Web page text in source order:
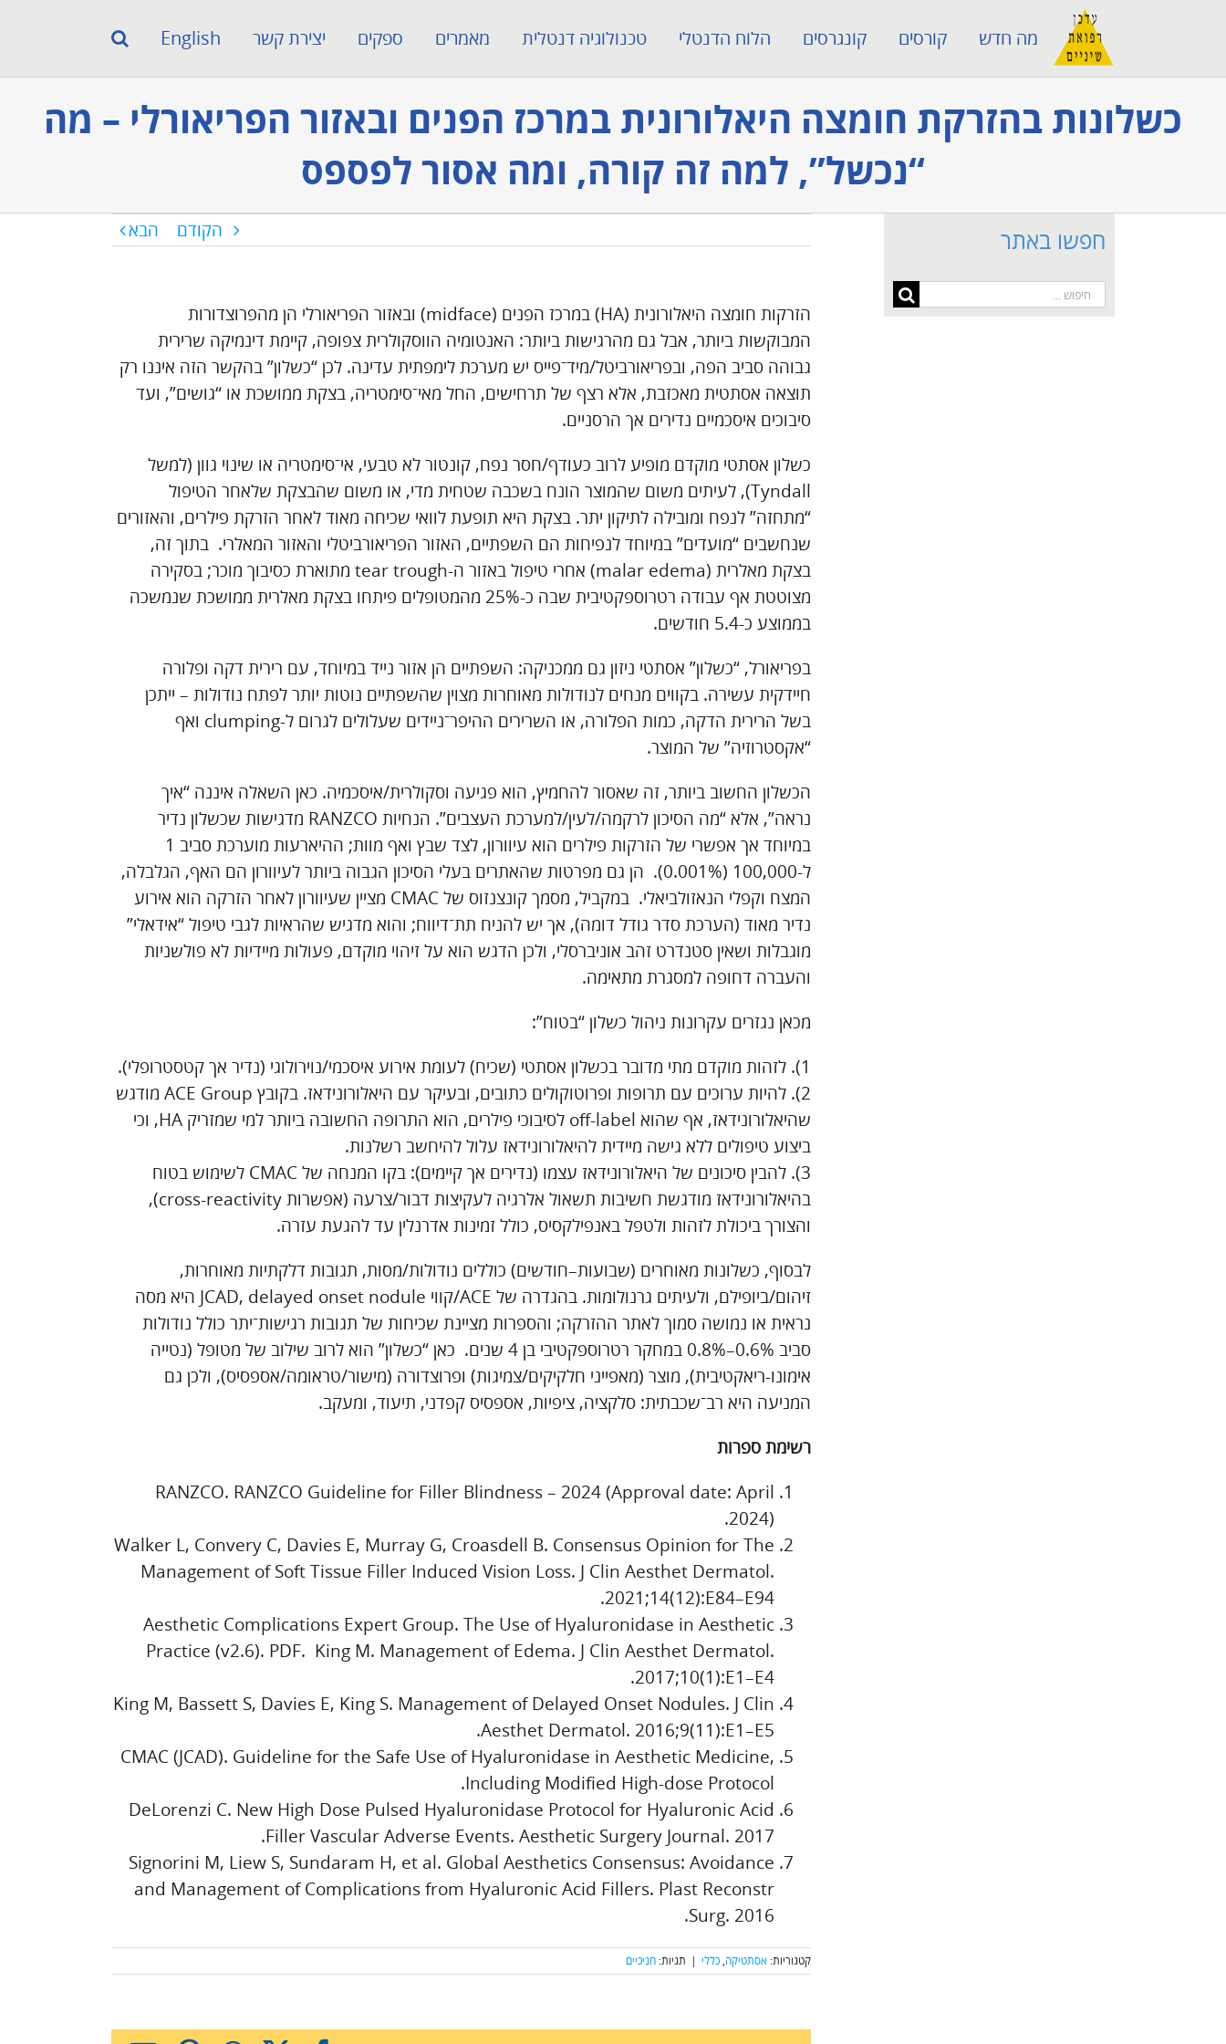
מה חדש קורסים קונגרסים הלוח הדנטלי טכנולוגיה דנטלית מאמרים ספקים יצירת קשר English
כשלונות בהזרקת חומצה היאלורונית במרכז הפנים ובאזור הפריאורלי – מה
“נכשל”, למה זה קורה, ומה אסור לפספס
הקודם הבא
הזרקות חומצה היאלורונית (HA) במרכז הפנים (midface) ובאזור הפריאורלי הן מהפרוצדורות
המבוקשות ביותר, אבל גם מהרגישות ביותר: האנטומיה הווסקולרית צפופה, קיימת דינמיקה שרירית
גבוהה סביב הפה, ובפריאורביטל/מיד־פייס יש מערכת לימפתית עדינה. לכן “כשלון” בהקשר הזה איננו רק
תוצאה אסתטית מאכזבת, אלא רצף של תרחישים, החל מאי־סימטריה, בצקת ממושכת או “גושים”, ועד
סיבוכים איסכמיים נדירים אך הרסניים.
כשלון אסתטי מוקדם מופיע לרוב כעודף/חסר נפח, קונטור לא טבעי, אי־סימטריה או שינוי גוון (למשל
Tyndall), לעיתים משום שהמוצר הונח בשכבה שטחית מדי, או משום שהבצקת שלאחר הטיפול
“מתחזה” לנפח ומובילה לתיקון יתר. בצקת היא תופעת לוואי שכיחה מאוד לאחר הזרקת פילרים, והאזורים
שנחשבים “מועדים” במיוחד לנפיחות הם השפתיים, האזור הפריאורביטלי והאזור המאלרי. בתוך זה,
בצקת מאלרית (malar edema) אחרי טיפול באזור ה-tear trough מתוארת כסיבוך מוכר; בסקירה
מצוטטת אף עבודה רטרוספקטיבית שבה כ-25% מהמטופלים פיתחו בצקת מאלרית ממושכת שנמשכה
בממוצע כ-5.4 חודשים.
בפריאורל, “כשלון” אסתטי ניזון גם ממכניקה: השפתיים הן אזור נייד במיוחד, עם רירית דקה ופלורה
חיידקית עשירה. בקווים מנחים לנודולות מאוחרות מצוין שהשפתיים נוטות יותר לפתח נודולות – ייתכן
בשל הרירית הדקה, כמות הפלורה, או השרירים ההיפר־ניידים שעלולים לגרום ל-clumping ואף
“אקסטרוזיה” של המוצר.
הכשלון החשוב ביותר, זה שאסור להחמיץ, הוא פגיעה וסקולרית/איסכמיה. כאן השאלה איננה “איך
נראה”, אלא “מה הסיכון לרקמה/לעין/למערכת העצבים”. הנחיות RANZCO מדגישות שכשלון נדיר
במיוחד אך אפשרי של הזרקות פילרים הוא עיוורון, לצד שבץ ואף מוות; ההיארעות מוערכת סביב 1
ל-100,000 (0.001%). הן גם מפרטות שהאתרים בעלי הסיכון הגבוה ביותר לעיוורון הם האף, הגלבלה,
המצח וקפלי הנאזולביאלי. במקביל, מסמך קונצנזוס של CMAC מציין שעיוורון לאחר הזרקה הוא אירוע
נדיר מאוד (הערכת סדר גודל דומה), אך יש להניח תת־דיווח; והוא מדגיש שהראיות לגבי טיפול “אידאלי”
מוגבלות ושאין סטנדרט זהב אוניברסלי, ולכן הדגש הוא על זיהוי מוקדם, פעולות מיידיות לא פולשניות
והעברה דחופה למסגרת מתאימה.
מכאן נגזרים עקרונות ניהול כשלון “בטוח”:
1). לזהות מוקדם מתי מדובר בכשלון אסתטי (שכיח) לעומת אירוע איסכמי/נוירולוגי (נדיר אך קטסטרופלי).
2). להיות ערוכים עם תרופות ופרוטוקולים כתובים, ובעיקר עם היאלורונידאז. בקובץ ACE Group מודגש
שהיאלורונידאז, אף שהוא off-label לסיבוכי פילרים, הוא התרופה החשובה ביותר למי שמזריק HA, וכי
ביצוע טיפולים ללא גישה מיידית להיאלורונידאז עלול להיחשב רשלנות.
3). להבין סיכונים של היאלורונידאז עצמו (נדירים אך קיימים): בקו המנחה של CMAC לשימוש בטוח
בהיאלורונידאז מודגשת חשיבות תשאול אלרגיה לעקיצות דבור/צרעה (אפשרות cross-reactivity),
והצורך ביכולת לזהות ולטפל באנפילקסיס, כולל זמינות אדרנלין עד להגעת עזרה.
לבסוף, כשלונות מאוחרים (שבועות–חודשים) כוללים נודולות/מסות, תגובות דלקתיות מאוחרות,
זיהום/ביופילם, ולעיתים גרנולומות. בהגדרה של ACE/קווי JCAD, delayed onset nodule היא מסה
נראית או נמושה סמוך לאתר ההזרקה; והספרות מציינת שכיחות של תגובות רגישות־יתר כולל נודולות
סביב 0.6%–0.8% במחקר רטרוספקטיבי בן 4 שנים. כאן “כשלון” הוא לרוב שילוב של מטופל (נטייה
אימונו-ריאקטיבית), מוצר (מאפייני חלקיקים/צמיגות) ופרוצדורה (מישור/טראומה/אספסיס), ולכן גם
המניעה היא רב־שכבתית: סלקציה, ציפיות, אספסיס קפדני, תיעוד, ומעקב.
רשימת ספרות
RANZCO. RANZCO Guideline for Filler Blindness – 2024 (Approval date: April
2024).
Walker L, Convery C, Davies E, Murray G, Croasdell B. Consensus Opinion for The
Management of Soft Tissue Filler Induced Vision Loss. J Clin Aesthet Dermatol.
2021;14(12):E84–E94.
Aesthetic Complications Expert Group. The Use of Hyaluronidase in Aesthetic
Practice (v2.6). PDF. King M. Management of Edema. J Clin Aesthet Dermatol.
2017;10(1):E1–E4.
King M, Bassett S, Davies E, King S. Management of Delayed Onset Nodules. J Clin
Aesthet Dermatol. 2016;9(11):E1–E5.
CMAC (JCAD). Guideline for the Safe Use of Hyaluronidase in Aesthetic Medicine,
Including Modified High-dose Protocol.
DeLorenzi C. New High Dose Pulsed Hyaluronidase Protocol for Hyaluronic Acid
Filler Vascular Adverse Events. Aesthetic Surgery Journal. 2017.
Signorini M, Liew S, Sundaram H, et al. Global Aesthetics Consensus: Avoidance
and Management of Complications from Hyaluronic Acid Fillers. Plast Reconstr
Surg. 2016.
קטגוריות: אסתטיקה,כללי | תגיות: חניכיים
חפשו באתר
חיפוש...